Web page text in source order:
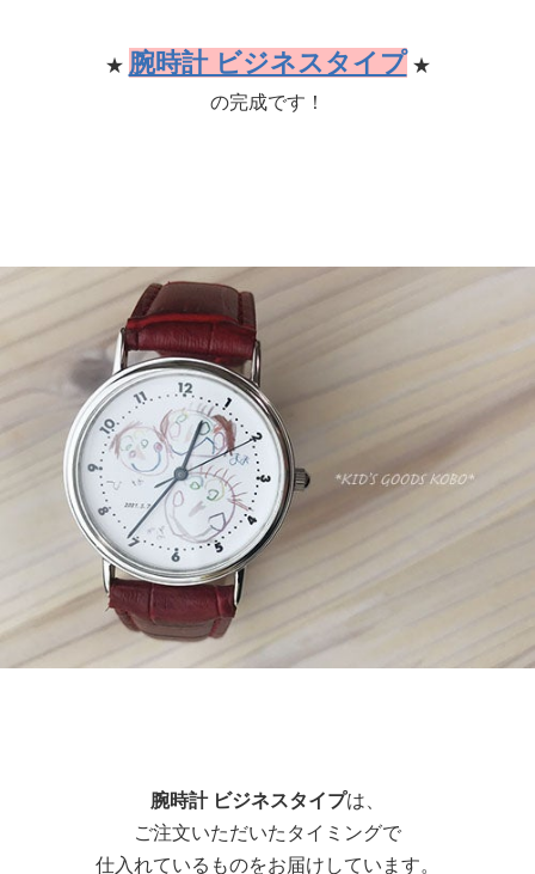
★ 腕時計 ビジネスタイプ ★
の完成です！
腕時計 ビジネスタイプは、
ご注文いただいたタイミングで
仕入れているものをお届けしています。